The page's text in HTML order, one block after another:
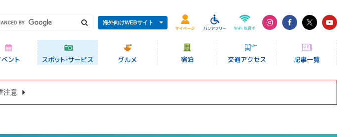
海外向けWEBサイト
注意